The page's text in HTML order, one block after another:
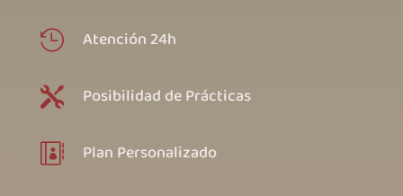
 Atención 24h
 Posibilidad de Prácticas
 Plan Personalizado